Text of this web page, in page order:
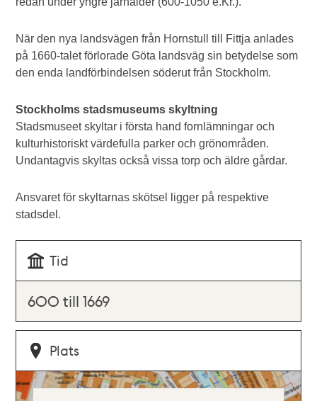
När den nya landsvägen från Hornstull till Fittja anlades
på 1660-talet förlorade Göta landsväg sin betydelse som
den enda landförbindelsen söderut från Stockholm.
Stockholms stadsmuseums skyltning
Stadsmuseet skyltar i första hand fornlämningar och
kulturhistoriskt värdefulla parker och grönområden.
Undantagvis skyltas också vissa torp och äldre gårdar.
Ansvaret för skyltarnas skötsel ligger på respektive
stadsdel.
Tid
600 till 1669
Plats